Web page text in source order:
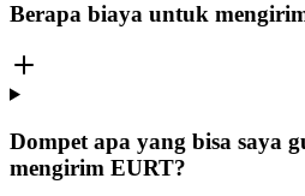
Berapa biaya untuk
Dompet apa yang bisa saya
mengirim EURT?